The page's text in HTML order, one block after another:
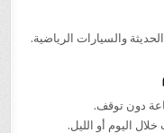
والسيارات الرياضية.
اليوم أو الليل.